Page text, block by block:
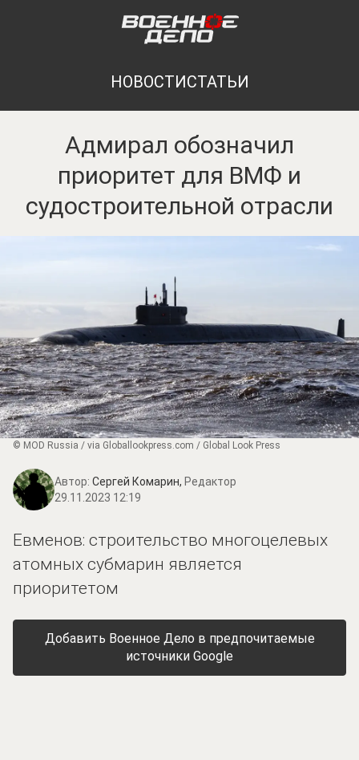
НОВОСТИСТАТЬИ
Адмирал обозначил
приоритет для ВМФ и
судостроительной отрасли
© MOD Russia / via Globallookpress.com / Global Look Press
Автор: Сергей Комарин, Редактор
29.11.2023 12:19
Евменов: строительство многоцелевых
атомных субмарин является
приоритетом
Добавить Военное Дело в предпочитаемые
источники Google